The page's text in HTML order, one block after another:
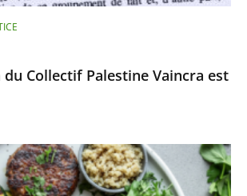
Collectif Palestine Vaincra est